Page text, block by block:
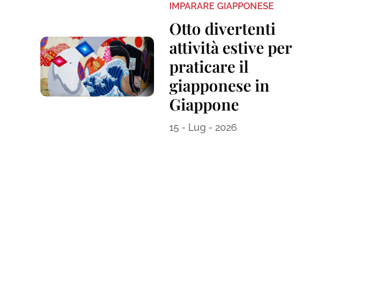
IMPARARE GIAPPONESE
Otto divertenti
attività estive per
praticare il
giapponese in
Giappone
15 - Lug - 2026